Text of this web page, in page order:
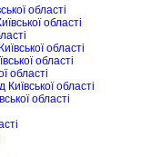
області
області
області
області
області
області
області